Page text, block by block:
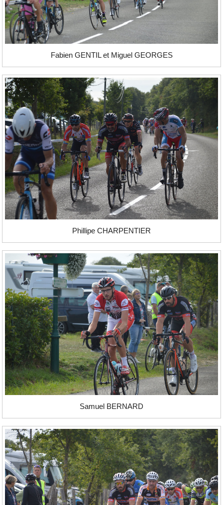
Fabien GENTIL et Miguel GEORGES
Phillipe CHARPENTIER
Samuel BERNARD